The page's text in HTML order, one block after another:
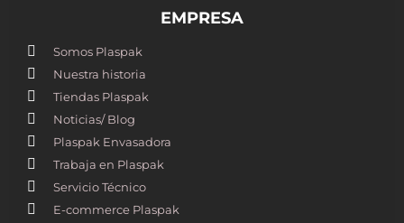
EMPRESA
Somos Plaspak
Nuestra historia
Tiendas Plaspak
Noticias/ Blog
Plaspak Envasadora
Trabaja en Plaspak
Servicio Técnico
E-commerce Plaspak